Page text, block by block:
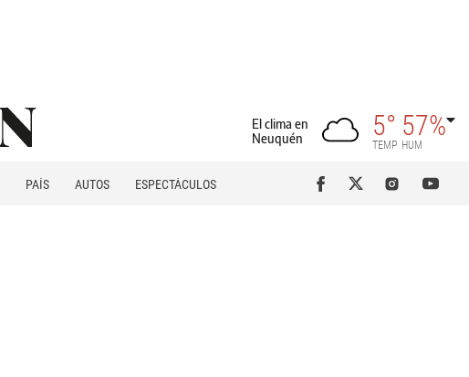
El clima en
Neuquén
5°
TEMP
57%
HUM
PAÍS AUTOS
ESPECTÁCULOS